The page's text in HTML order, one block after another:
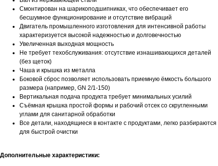
Смонтирован на шарикоподшипниках, что обеспечивает его
бесшумное функционирование и отсутствие вибраций
Двигатель промышленного изготовления для интенсивной работы
характеризуется высокой надежностью и долговечностью
Увеличенная выходная мощность
Не требует техобслуживания: отсутствие изнашивающихся деталей
(без щеток)
Чаша и крышка из металла
Боковой сброс позволяет использовать приемную ёмкость большого
размера (например, GN 2/1-150)
Вертикальная подача продукта требует минимальных усилий
​​Съёмная крышка простой формы и рабочий отсек со скругленными
углами для санитарной обработки​
Все детали, находящиеся в контакте с продуктами, легко разбираются
для быстрой очистки
Дополнительные характеристики: